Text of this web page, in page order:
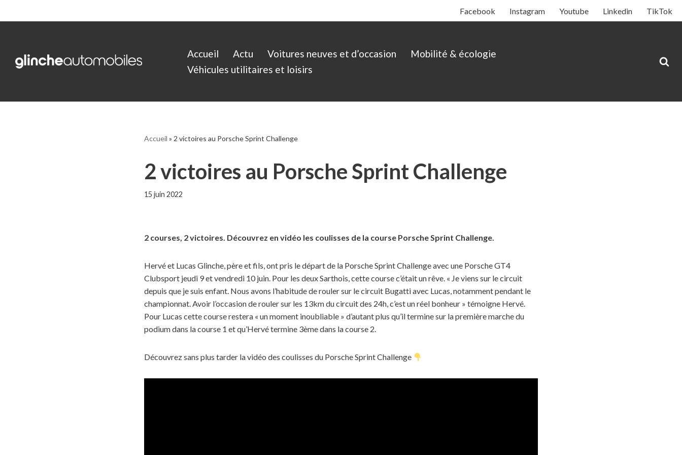
contenu
Facebook Instagram Youtube Linkedin TikTok
Accueil Actu Voitures neuves et d’occasion
Mobilité & écologie
Véhicules utilitaires et loisirs
Accueil » 2 victoires au Porsche Sprint Challenge
2 victoires au Porsche Sprint Challenge
15 juin 2022
2 courses, 2 victoires. Découvrez en vidéo les coulisses de la course Porsche Sprint Challenge.
Hervé et Lucas Glinche, père et fils, ont pris le départ de la Porsche Sprint Challenge avec une Porsche GT4
Clubsport jeudi 9 et vendredi 10 juin. Pour les deux Sarthois, cette course c’était un rêve. « Je viens sur le circuit
depuis que je suis enfant. Nous avons l’habitude de rouler sur le circuit Bugatti avec Lucas, notamment pendant le
championnat. Avoir l’occasion de rouler sur les 13km du circuit des 24h, c’est un réel bonheur » témoigne Hervé.
Pour Lucas cette course restera « un moment inoubliable » d’autant plus qu’il termine sur la première marche du
podium dans la course 1 et qu’Hervé termine 3ème dans la course 2.
Découvrez sans plus tarder la vidéo des coulisses du Porsche Sprint Challenge